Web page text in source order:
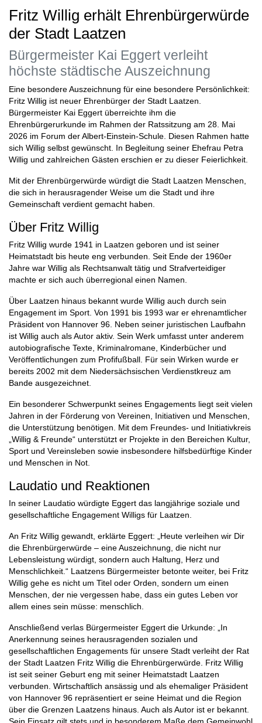
Fritz Willig erhält Ehrenbürgerwürde
der Stadt Laatzen
Bürgermeister Kai Eggert verleiht
höchste städtische Auszeichnung
Eine besondere Auszeichnung für eine besondere Persönlichkeit:
Fritz Willig ist neuer Ehrenbürger der Stadt Laatzen.
Bürgermeister Kai Eggert überreichte ihm die
Ehrenbürgerurkunde im Rahmen der Ratssitzung am 28. Mai
2026 im Forum der Albert-Einstein-Schule. Diesen Rahmen hatte
sich Willig selbst gewünscht. In Begleitung seiner Ehefrau Petra
Willig und zahlreichen Gästen erschien er zu dieser Feierlichkeit.
Mit der Ehrenbürgerwürde würdigt die Stadt Laatzen Menschen,
die sich in herausragender Weise um die Stadt und ihre
Gemeinschaft verdient gemacht haben.
Über Fritz Willig
Fritz Willig wurde 1941 in Laatzen geboren und ist seiner
Heimatstadt bis heute eng verbunden. Seit Ende der 1960er
Jahre war Willig als Rechtsanwalt tätig und Strafverteidiger
machte er sich auch überregional einen Namen.
Über Laatzen hinaus bekannt wurde Willig auch durch sein
Engagement im Sport. Von 1991 bis 1993 war er ehrenamtlicher
Präsident von Hannover 96. Neben seiner juristischen Laufbahn
ist Willig auch als Autor aktiv. Sein Werk umfasst unter anderem
autobiografische Texte, Kriminalromane, Kinderbücher und
Veröffentlichungen zum Profifußball. Für sein Wirken wurde er
bereits 2002 mit dem Niedersächsischen Verdienstkreuz am
Bande ausgezeichnet.
Ein besonderer Schwerpunkt seines Engagements liegt seit vielen
Jahren in der Förderung von Vereinen, Initiativen und Menschen,
die Unterstützung benötigen. Mit dem Freundes- und Initiativkreis
„Willig & Freunde“ unterstützt er Projekte in den Bereichen Kultur,
Sport und Vereinsleben sowie insbesondere hilfsbedürftige Kinder
und Menschen in Not.
Laudatio und Reaktionen
In seiner Laudatio würdigte Eggert das langjährige soziale und
gesellschaftliche Engagement Willigs für Laatzen.
An Fritz Willig gewandt, erklärte Eggert: „Heute verleihen wir Dir
die Ehrenbürgerwürde – eine Auszeichnung, die nicht nur
Lebensleistung würdigt, sondern auch Haltung, Herz und
Menschlichkeit.“ Laatzens Bürgermeister betonte weiter, bei Fritz
Willig gehe es nicht um Titel oder Orden, sondern um einen
Menschen, der nie vergessen habe, dass ein gutes Leben vor
allem eines sein müsse: menschlich.
Anschließend verlas Bürgermeister Eggert die Urkunde: „In
Anerkennung seines herausragenden sozialen und
gesellschaftlichen Engagements für unsere Stadt verleiht der Rat
der Stadt Laatzen Fritz Willig die Ehrenbürgerwürde. Fritz Willig
ist seit seiner Geburt eng mit seiner Heimatstadt Laatzen
verbunden. Wirtschaftlich ansässig und als ehemaliger Präsident
von Hannover 96 repräsentiert er seine Heimat und die Region
über die Grenzen Laatzens hinaus. Auch als Autor ist er bekannt.